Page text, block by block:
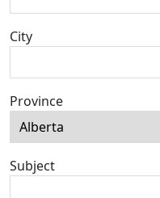
City
Province
Subject